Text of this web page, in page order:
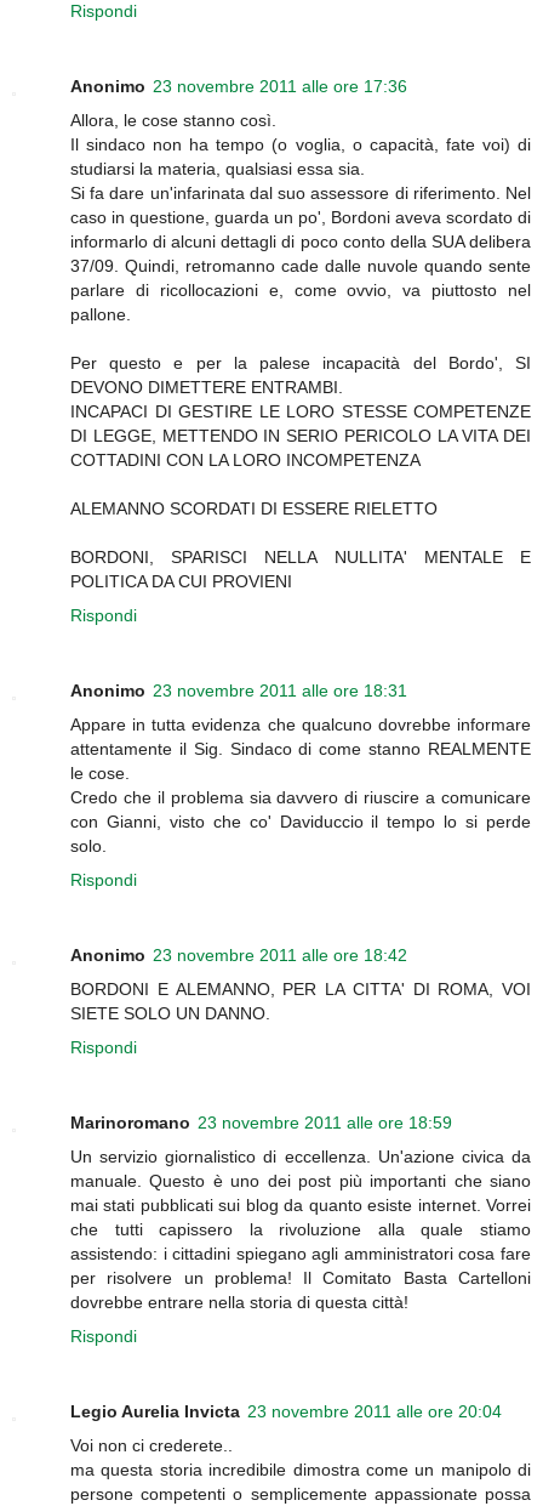
Rispondi
Anonimo 23 novembre 2011 alle ore 17:36
Allora, le cose stanno così.
Il sindaco non ha tempo (o voglia, o capacità, fate voi) di
studiarsi la materia, qualsiasi essa sia.
Si fa dare un'infarinata dal suo assessore di riferimento. Nel
caso in questione, guarda un po', Bordoni aveva scordato di
informarlo di alcuni dettagli di poco conto della SUA delibera
37/09. Quindi, retromanno cade dalle nuvole quando sente
parlare di ricollocazioni e, come ovvio, va piuttosto nel
pallone.
Per questo e per la palese incapacità del Bordo', SI
DEVONO DIMETTERE ENTRAMBI.
INCAPACI DI GESTIRE LE LORO STESSE COMPETENZE
DI LEGGE, METTENDO IN SERIO PERICOLO LA VITA DEI
COTTADINI CON LA LORO INCOMPETENZA
ALEMANNO SCORDATI DI ESSERE RIELETTO
BORDONI, SPARISCI NELLA NULLITA' MENTALE E
POLITICA DA CUI PROVIENI
Rispondi
Anonimo 23 novembre 2011 alle ore 18:31
Appare in tutta evidenza che qualcuno dovrebbe informare
attentamente il Sig. Sindaco di come stanno REALMENTE
le cose.
Credo che il problema sia davvero di riuscire a comunicare
con Gianni, visto che co' Daviduccio il tempo lo si perde
solo.
Rispondi
Anonimo 23 novembre 2011 alle ore 18:42
BORDONI E ALEMANNO, PER LA CITTA' DI ROMA, VOI
SIETE SOLO UN DANNO.
Rispondi
Marinoromano 23 novembre 2011 alle ore 18:59
Un servizio giornalistico di eccellenza. Un'azione civica da
manuale. Questo è uno dei post più importanti che siano
mai stati pubblicati sui blog da quanto esiste internet. Vorrei
che tutti capissero la rivoluzione alla quale stiamo
assistendo: i cittadini spiegano agli amministratori cosa fare
per risolvere un problema! Il Comitato Basta Cartelloni
dovrebbe entrare nella storia di questa città!
Rispondi
Legio Aurelia Invicta 23 novembre 2011 alle ore 20:04
Voi non ci crederete..
ma questa storia incredibile dimostra come un manipolo di
persone competenti o semplicemente appassionate possa